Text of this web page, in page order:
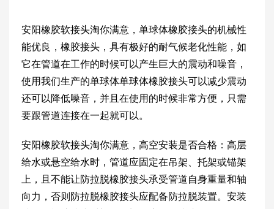
安阳橡胶软接头淘你满意，单球体橡胶接头的机械性
能优良，橡胶接头，具有极好的耐气候老化性能，如
它在管道在工作的时候可以产生巨大的震动和噪音，
使用我们生产的单球体单球体橡胶接头可以减少震动
还可以降低噪音，并且在使用的时候非常方便，只需
要跟管道连接在一起就可以。
安阳橡胶软接头淘你满意，高空安装是否合格：高层
给水或悬空给水时，管道应固定在吊架、托架或锚架
上，且不能让防拉脱橡胶接头承受管道自身重量和轴
向力，否则防拉脱橡胶接头应配备防拉脱装置。安装